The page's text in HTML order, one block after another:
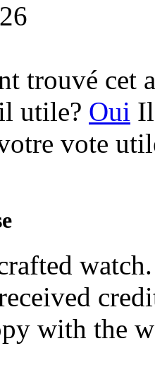
trouvé cet
utile? Oui
vote
with the